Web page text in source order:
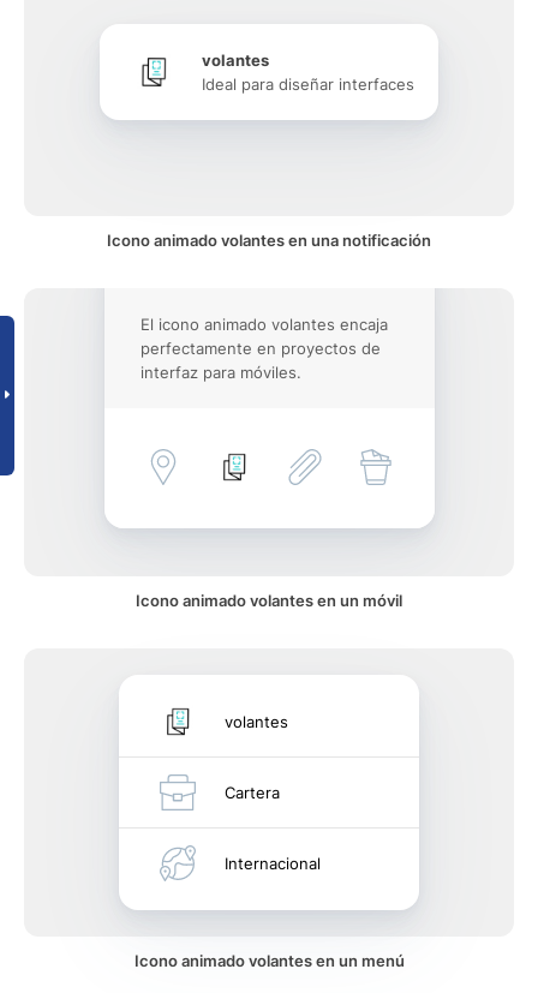
volantes
Ideal para diseñar interfaces
Icono animado volantes en una notificación
El icono animado volantes encaja
perfectamente en proyectos de
interfaz para móviles.
Icono animado volantes en un móvil
volantes
Cartera
Internacional
Icono animado volantes en un menú